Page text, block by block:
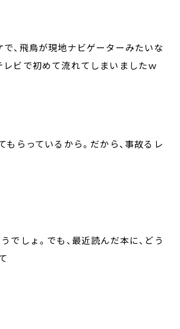
、飛鳥が現地ナビゲーターみたいな
レビで初めて流れてしまいましたｗ
もらっているから。だから、事故るレ
でしょ。でも、最近読んだ本に、どう